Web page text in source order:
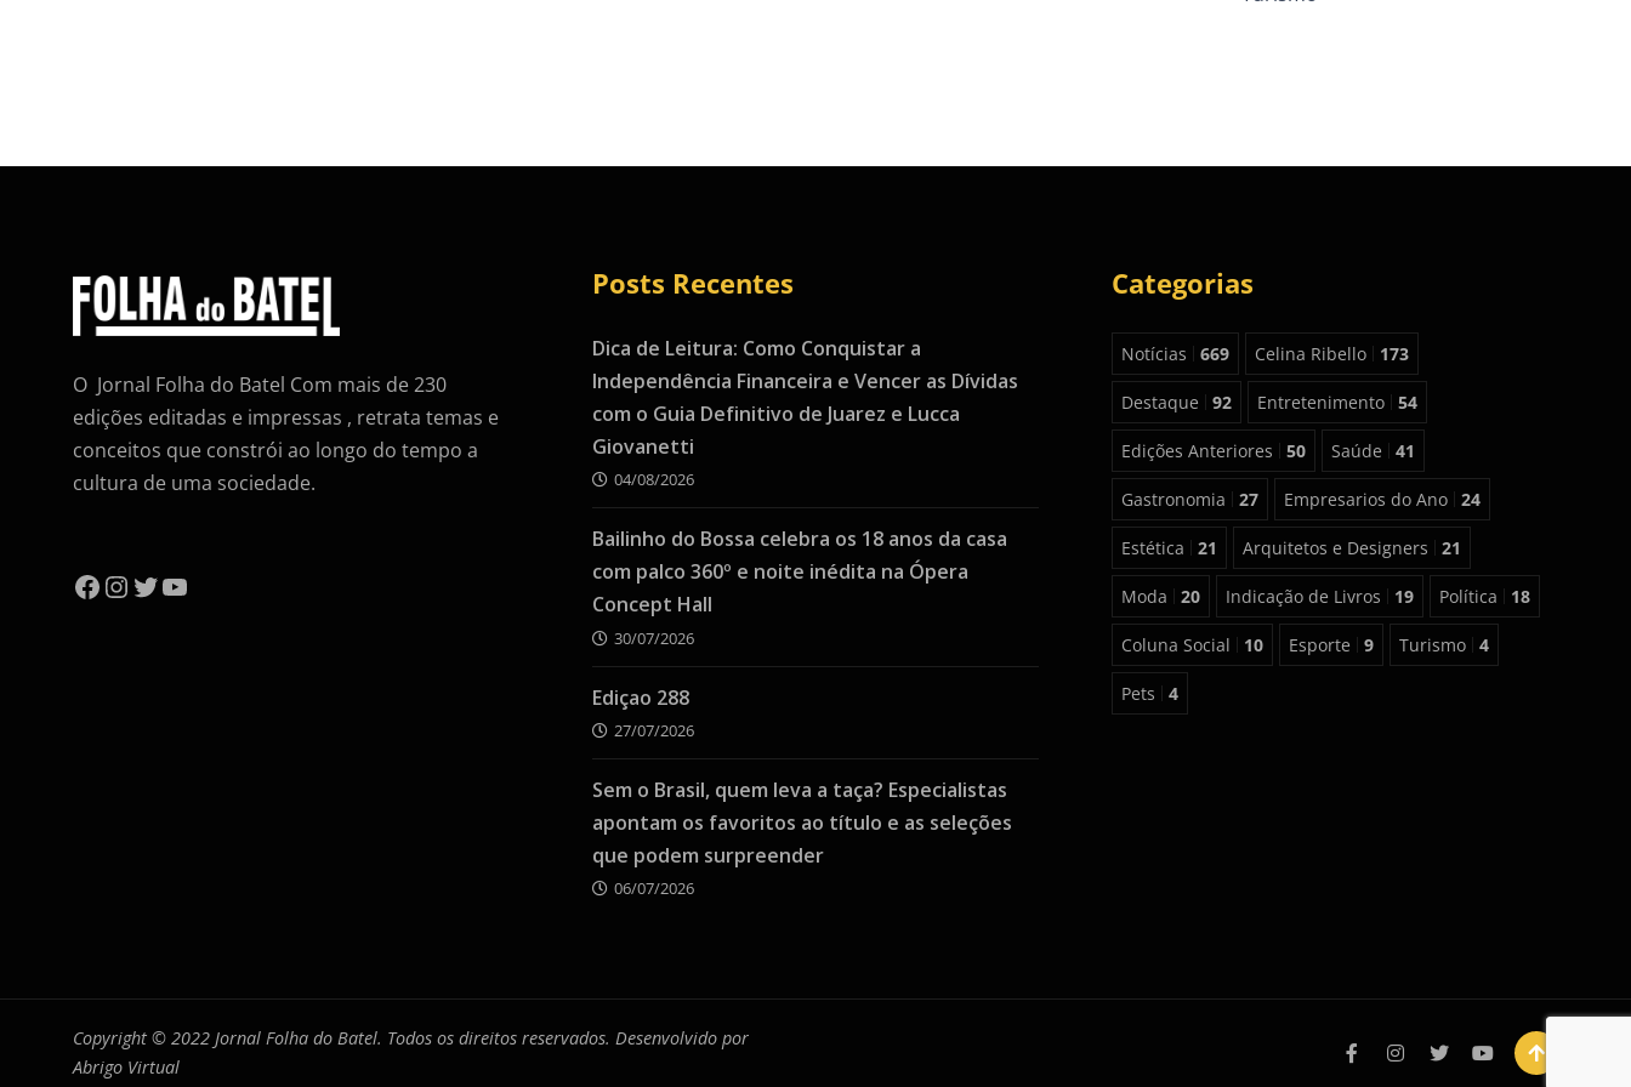
O Jornal Folha do Batel Com mais de 230
edições editadas e impressas , retrata temas e
conceitos que constrói ao longo do tempo a
cultura de uma sociedade.
Facebook
Instagram
Twitter
YouTube
Posts Recentes
Dica de Leitura: Como Conquistar a
Independência Financeira e Vencer as Dívidas
com o Guia Definitivo de Juarez e Lucca
Giovanetti
04/08/2026
Bailinho do Bossa celebra os 18 anos da casa
com palco 360º e noite inédita na Ópera
Concept Hall
30/07/2026
Ediçao 288
27/07/2026
Sem o Brasil, quem leva a taça? Especialistas
apontam os favoritos ao título e as seleções
que podem surpreender
06/07/2026
Categorias
Notícias 669 Celina Ribello 173
Destaque 92 Entretenimento 54
Edições Anteriores 50 Saúde 41
Gastronomia 27 Empresarios do Ano 24
Estética 21 Arquitetos e Designers 21
Moda 20 Indicação de Livros 19 Política 18
Coluna Social 10 Esporte 9 Turismo 4
Pets 4
Copyright © 2022 Jornal Folha do Batel. Todos os direitos reservados. Desenvolvido por
Abrigo Virtual